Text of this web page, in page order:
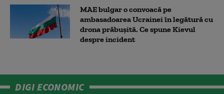
MAE bulgar o convoacă pe
ambasadoarea Ucrainei în legătură cu
drona prăbuşită. Ce spune Kievul
despre incident
DIGI ECONOMIC